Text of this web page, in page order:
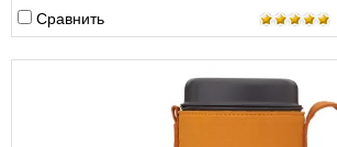
Сравнить